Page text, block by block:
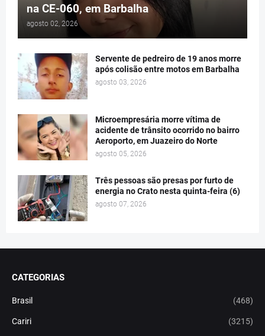
na CE-060, em Barbalha
agosto 02, 2026
Servente de pedreiro de 19 anos morre
após colisão entre motos em Barbalha
agosto 03, 2026
Microempresária morre vítima de
acidente de trânsito ocorrido no bairro
Aeroporto, em Juazeiro do Norte
agosto 05, 2026
Três pessoas são presas por furto de
energia no Crato nesta quinta-feira (6)
agosto 07, 2026
CATEGORIAS
Brasil (468)
Cariri (3215)